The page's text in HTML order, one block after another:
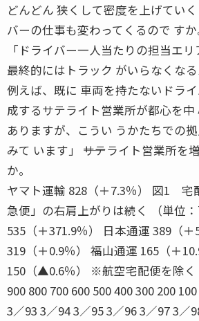
どんどん 狭くして密度を上げてい
バーの仕事も変わってくるので すか
「ドライバー一人当たりの担当エリ
最終的にはトラック がいらなくなる
例えば、既に 車両を持たないドラ
成するサテライト営業所が都心を
ありますが、こうい うかたちでの
みて います」 ――サテライト営業所を
か。
ヤマト運輸 828（＋7.3％） 図1 宅
急便」の右肩上がりは続く （単位
535（＋371.9％） 日本通運 389（
319（＋0.9％） 福山通運 165（＋
150（▲0.6％） ※航空宅配便を除
900 800 700 600 500 400 300 200
3／93 3／94 3／95 3／96 3／97 3／